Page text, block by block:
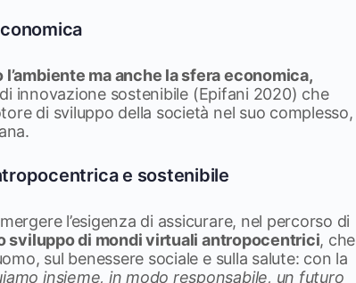
ma anche la sfera economica,
innovazione sostenibile (Epifani 2020) che
di sviluppo della società nel suo complesso,
e sostenibile
l’esigenza di assicurare, nel percorso di
sviluppo di mondi virtuali antropocentrici, che
sul benessere sociale e sulla salute: con la
insieme, in modo responsabile, un futuro